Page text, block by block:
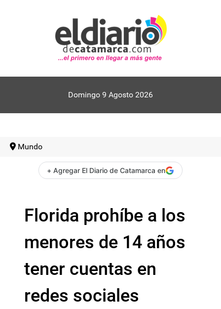
Domingo 9 Agosto 2026
Mundo
+ Agregar El Diario de Catamarca en
Florida prohíbe a los
menores de 14 años
tener cuentas en
redes sociales